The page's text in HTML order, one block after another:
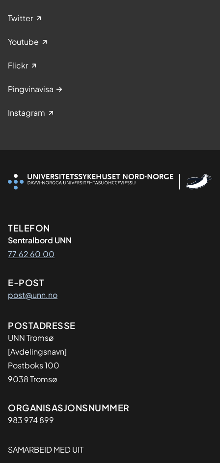
Twitter
Youtube
Flickr
Pingvinavisa
Instagram
Kontaktinformasjon
TELEFON
Sentralbord UNN
77 62 60 00
E-POST
post@unn.no
Adresse
POSTADRESSE
UNN Tromsø
[Avdelingsnavn]
Postboks 100
9038 Tromsø
Organisasjon
ORGANISASJONSNUMMER
983 974 899
SAMARBEID MED UIT